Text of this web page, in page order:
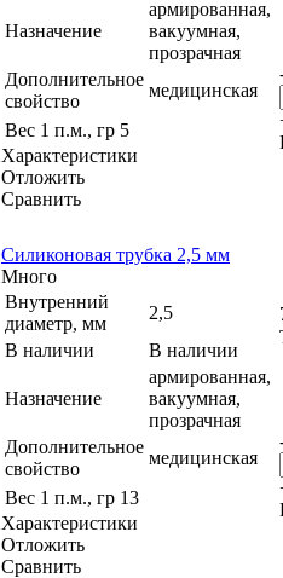
Назначение
армированная,
вакуумная,
прозрачная
Дополнительное
свойство
медицинская
Вес 1 п.м., гр 5
Характеристики
Отложить
Сравнить
Силиконовая трубка 2,5 мм
Много
Внутренний
диаметр, мм
2,5
В наличии
В наличии
Назначение
армированная,
вакуумная,
прозрачная
Дополнительное
свойство
медицинская
Вес 1 п.м., гр 13
Характеристики
Отложить
Сравнить